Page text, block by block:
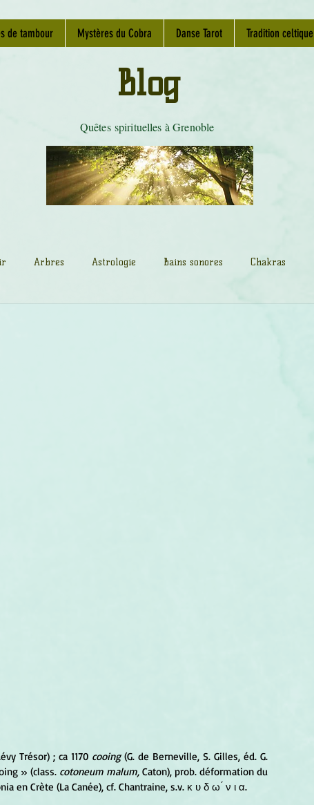
de tambour Mystères du Cobra Danse Tarot Tradition celtique
Quêtes spirituelles à Grenoble
Blog
Arbres Astrologie Bains sonores Chakras
Trésor) ; ca 1170 cooing (G. de Berneville, S. Gilles, éd. G.
» (class. cotoneum malum, Caton), prob. déformation du
en Crète (La Canée), cf. Chantraine, s.v. κ υ δ ω ́ ν ι α.